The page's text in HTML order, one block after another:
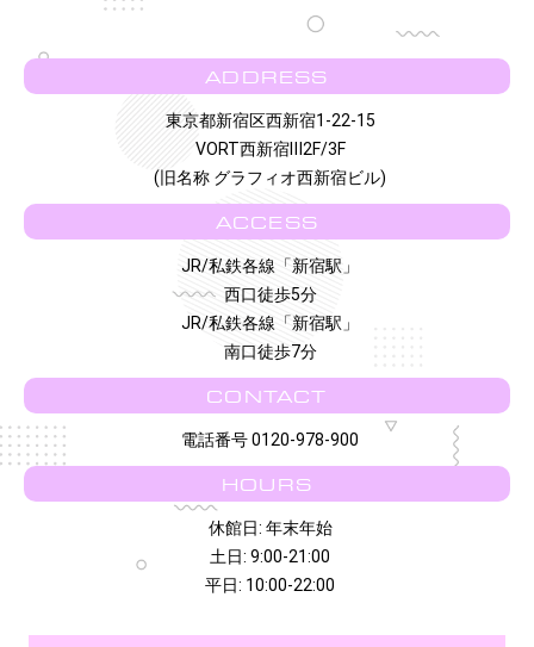
ADDRESS
東京都新宿区西新宿1-22-15
VORT西新宿Ⅲ2F/3F
(旧名称 グラフィオ西新宿ビル)
ACCESS
JR/私鉄各線「新宿駅」
西口徒歩5分
JR/私鉄各線「新宿駅」
南口徒歩7分
CONTACT
電話番号 0120-978-900
HOURS
休館日: 年末年始
土日: 9:00-21:00
平日: 10:00-22:00